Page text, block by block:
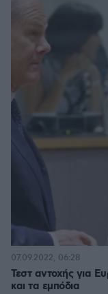
Τεστ αντοχής για
και τα εμπόδια
07.09.2022, 06:28